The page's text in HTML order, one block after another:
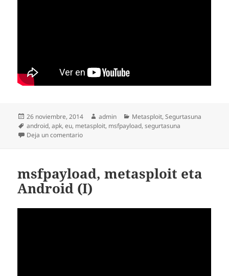
Publicado
el
26 noviembre, 2014 Autor
admin Categorías
Metasploit,Segurtasuna
Etiquetas
android,apk,eu, metasploit, msfpayload,segurtasuna
Deja un comentarioen msfpayload, metasploit eta Android (II)
msfpayload, metasploit eta
Android (I)